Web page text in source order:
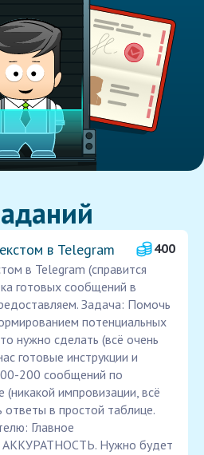
в Telegram
400
в Telegram (справится
готовых сообщений в
Задача: Помочь
потенциальных
нужно сделать (всё очень
готовые инструкции и
200 сообщений по
(никакой импровизации, всё
в простой таблице.
Главное
Нужно будет